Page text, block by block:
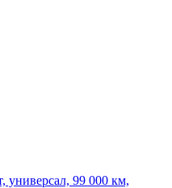
универсал, 99 000 км,